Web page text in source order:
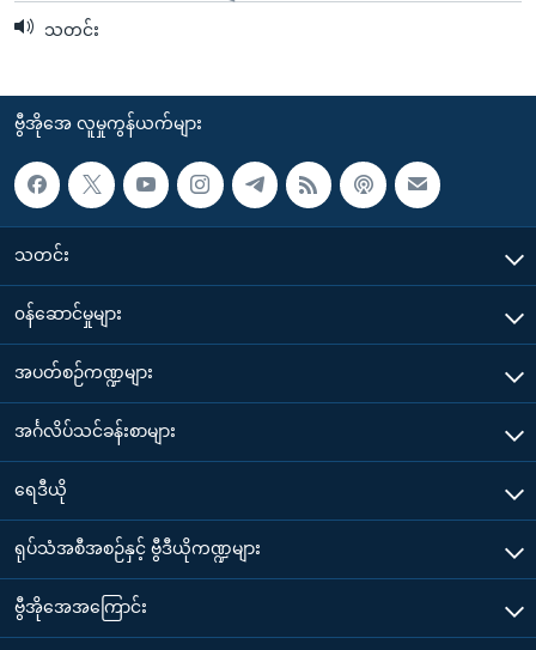
သတင်း
ဗွီအိုအေ လူမှုကွန်ယက်များ
သတင်း
၀န်ဆောင်မှုများ
အပတ်စဉ်ကဏ္ဍများ
အင်္ဂလိပ်သင်ခန်းစာများ
ရေဒီယို
ရုပ်သံအစီအစဉ်နှင့် ဗွီဒီယိုကဏ္ဍများ
ဗွီအိုအေအကြောင်း